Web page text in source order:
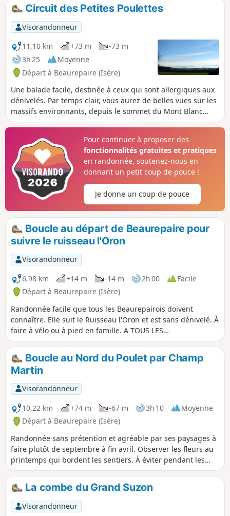
compter 30 à 40 mn.
Circuit des Petites Poulettes
Visorandonneur
11,10 km
+73 m
-73 m
3h 25
Moyenne
Départ à Beaurepaire (Isère)
Une balade facile, destinée à ceux qui sont allergiques aux
dénivelés. Par temps clair, vous aurez de belles vues sur les
massifs environnants, depuis le sommet du Mont Blanc
jusqu'au Pilat, en passant par la Chartreuse, les Alpes et le
Pour continuer à proposer des
fonctionnalités gratuites et pratiques
en randonnée, soutenez-nous en
donnant un petit coup de pouce !
Je donne un coup de pouce
Boucle au départ de Beaurepaire pour
suivre le ruisseau l'Oron
Visorandonneur
6,98 km
+14 m -14 m 2h 00
Facile
Départ à Beaurepaire (Isère)
Randonnée facile que tous les Beaurepairois doivent
connaître. Elle suit le Ruisseau l'Oron et est sans dénivelé. À
faire à vélo ou à pied en famille. A TOUS LES
RANDONNEURS (SES) QUI PARCOURENT MES RANDONNEES
vous pouvez mettre des photos en indiquant l'emplacement
sur le circuit.
Boucle au Nord du Poulet par Champ
Martin
Visorandonneur
10,22 km
+74 m -67 m 3h 10
Moyenne
Départ à Beaurepaire (Isère)
Randonnée sans prétention et agréable par ses paysages à
faire plutôt de septembre à fin avril. Observer les fleurs au
printemps qui bordent les sentiers. À éviter pendant les
grosses chaleurs. À tous(tes) les randonneurs(ses) qui
parcourent mes randonnées, vous pouvez mettre des
photos en indiquant l'emplacement sur le circuit.
La combe du Grand Suzon
Visorandonneur